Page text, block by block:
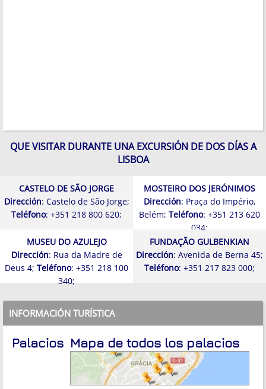
QUE VISITAR DURANTE UNA EXCURSIÓN DE DOS DÍAS A
LISBOA
CASTELO DE SÃO JORGE
Dirección: Castelo de São Jorge;
Teléfono: +351 218 800 620;
MOSTEIRO DOS JERÓNIMOS
Dirección: Praça do Império,
Belém; Teléfono: +351 213 620
034;
MUSEU DO AZULEJO
Dirección: Rua da Madre de
Deus 4; Teléfono: +351 218 100
340;
FUNDAÇÃO GULBENKIAN
Dirección: Avenida de Berna 45;
Teléfono: +351 217 823 000;
INFORMACIÓN TURÍSTICA
Mapa de todos los palacios
Palacios